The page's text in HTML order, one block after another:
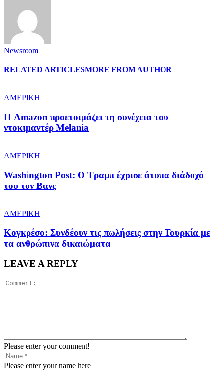
Newsroom
RELATED ARTICLESMORE FROM AUTHOR
ΑΜΕΡΙΚΗ
Η Amazon προετοιμάζει τη συνέχεια του
ντοκιμαντέρ Melania
ΑΜΕΡΙΚΗ
Washington Post: Ο Τραμπ έχρισε άτυπα διάδοχό
του τον Βανς
ΑΜΕΡΙΚΗ
Κογκρέσο: Συνδέουν τις πωλήσεις στην Τουρκία με
τα ανθρώπινα δικαιώματα
LEAVE A REPLY
Please enter your comment!
Please enter your name here